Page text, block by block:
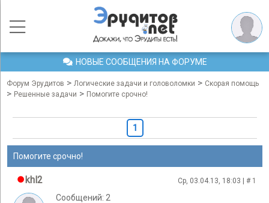
НОВЫЕ СООБЩЕНИЯ НА ФОРУМЕ
Форум Эрудитов > Логические задачи и головоломки > Скорая помощь
> Решенные задачи > Помогите срочно!
1
Помогите срочно!
khl2 Ср, 03.04.13, 18:03 | # 1
Сообщений: 2